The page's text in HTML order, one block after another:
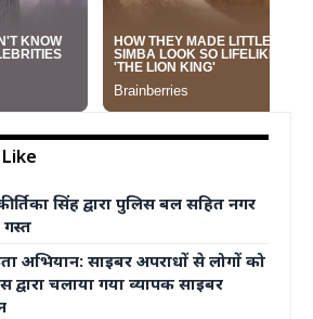
कीर्तिका सिंह द्वारा पुलिस बल सहित नगर
गस्त
अभियान: साइबर अपराधों से लोगों को
द्वारा चलाया गया व्यापक साइबर